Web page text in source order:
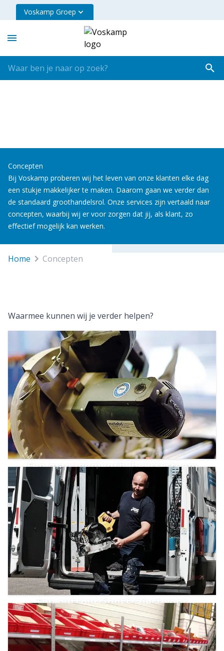
Voskamp Groep
Concepten
Bij Voskamp proberen wij het leven van onze klanten elke dag
een stukje makkelijker te maken. Daarom gaan we verder dan
de standaard groothandelsrol. Onze services zijn vertaald naar
concepten, waarbij wij er voor zorgen dat jij, als klant, zo
effectief mogelijk kan werken.
Home concepten
Waarmee kunnen wij je verder helpen?
Een managementbeheersysteem
voor keuring en service
Een outsourcingstraject voor
Woningbouwverenigingen